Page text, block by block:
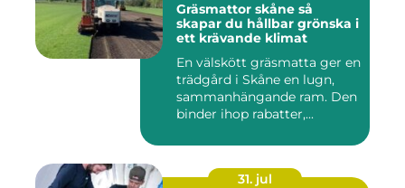
Gräsmattor skåne så
skapar du hållbar grönska i
ett krävande klimat
En välskött gräsmatta ger en
trädgård i Skåne en lugn,
sammanhängande ram. Den
binder ihop rabatter,...
31. jul